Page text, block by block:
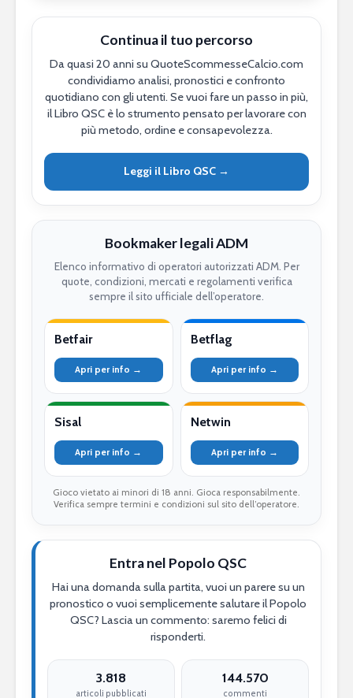
Continua il tuo percorso
Da quasi 20 anni su QuoteScommesseCalcio.com
condividiamo analisi, pronostici e confronto
quotidiano con gli utenti. Se vuoi fare un passo in più,
il Libro QSC è lo strumento pensato per lavorare con
più metodo, ordine e consapevolezza.
Leggi il Libro QSC →
Bookmaker legali ADM
Elenco informativo di operatori autorizzati ADM. Per
quote, condizioni, mercati e regolamenti verifica
sempre il sito ufficiale dell’operatore.
Betfair
Apri per info →
Betflag
Apri per info →
Sisal
Apri per info →
Netwin
Apri per info →
Gioco vietato ai minori di 18 anni. Gioca responsabilmente.
Verifica sempre termini e condizioni sul sito dell’operatore.
Entra nel Popolo QSC
Hai una domanda sulla partita, vuoi un parere su un
pronostico o vuoi semplicemente salutare il Popolo
QSC? Lascia un commento: saremo felici di
risponderti.
3.818
articoli pubblicati
144.570
commenti